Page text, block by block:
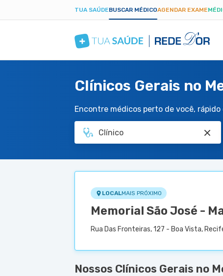
TUA SAÚDEBUSCAR MÉDICOAGENDAR EXAME
Clínicos Gerais no
Encontre médicos perto de você, rápido
LOCALMAIS PRÓXIMO
Memorial São José -
Rua Das Fronteiras, 127 - Boa Vista,
Nossos Clínicos Gerais no